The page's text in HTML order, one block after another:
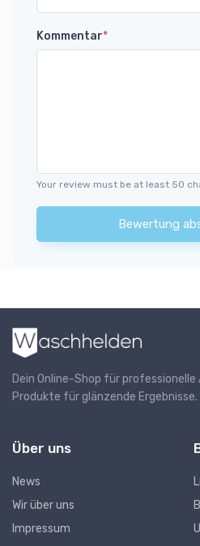
Kommentar*
Your review must be at least 50
Bewertung
Dein Online-Shop für
Produkte für glänzende Ergebnisse.
Über uns
News
Wir über uns
Impressum